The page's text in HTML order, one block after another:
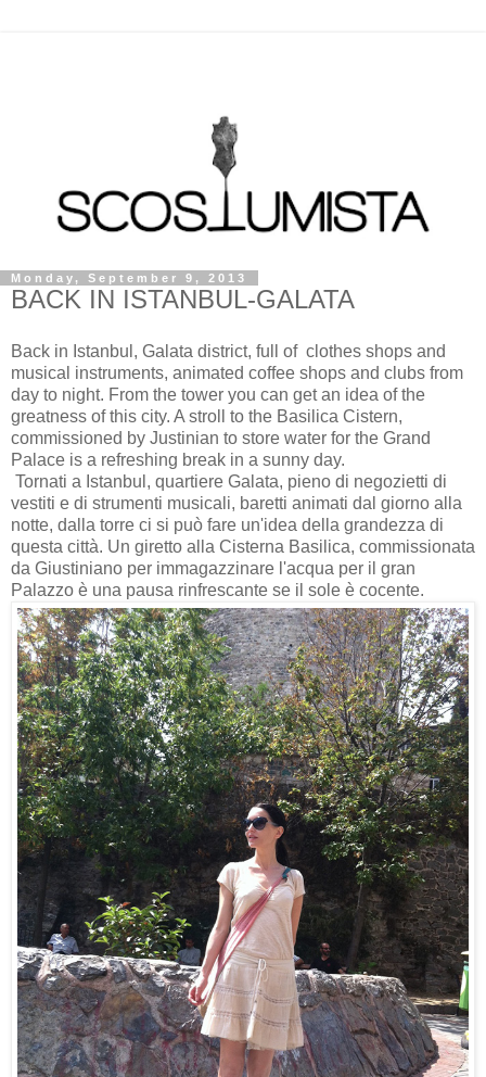
Monday, September 9, 2013
BACK IN ISTANBUL-GALATA
Back in Istanbul, Galata district, full of clothes shops and
musical instruments, animated coffee shops and clubs from
day to night. From the tower you can get an idea of the
greatness of this city. A stroll to the Basilica Cistern,
commissioned by Justinian to store water for the Grand
Palace is a refreshing break in a sunny day.
Tornati a Istanbul, quartiere Galata, pieno di negozietti di
vestiti e di strumenti musicali, baretti animati dal giorno alla
notte, dalla torre ci si può fare un'idea della grandezza di
questa città. Un giretto alla Cisterna Basilica, commissionata
da Giustiniano per immagazzinare l'acqua per il gran
Palazzo è una pausa rinfrescante se il sole è cocente.